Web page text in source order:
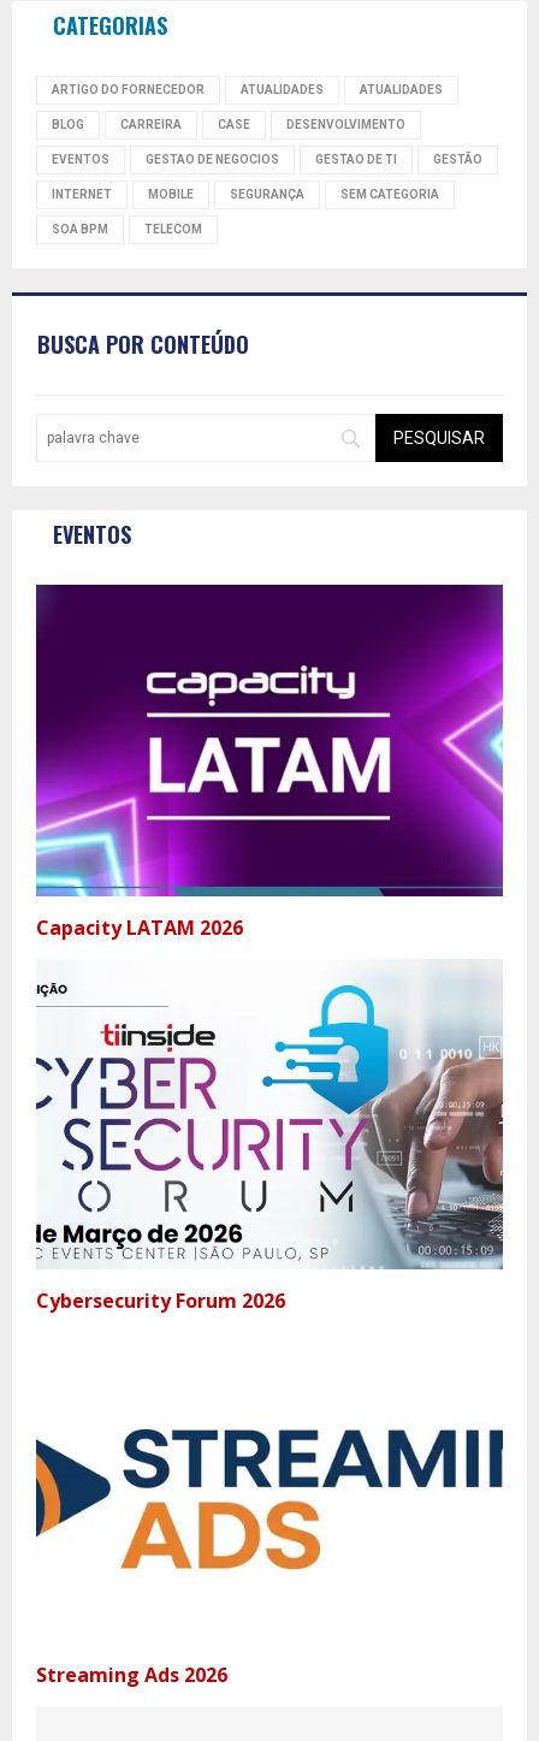
CATEGORIAS
ARTIGO DO FORNECEDOR ATUALIDADES ATUALIDADES
BLOG CARREIRA CASE DESENVOLVIMENTO
EVENTOS GESTAO DE NEGOCIOS GESTAO DE TI GESTÃO
INTERNET MOBILE SEGURANÇA SEM CATEGORIA
SOA BPM TELECOM
BUSCA POR CONTEÚDO
EVENTOS
Capacity LATAM 2026
Cybersecurity Forum 2026
Streaming Ads 2026